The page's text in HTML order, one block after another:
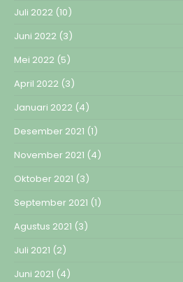
Juli 2022 (10)
Juni 2022 (3)
Mei 2022 (5)
April 2022 (3)
Januari 2022 (4)
Desember 2021 (1)
November 2021 (4)
Oktober 2021 (3)
September 2021 (1)
Agustus 2021 (3)
Juli 2021 (2)
Juni 2021 (4)